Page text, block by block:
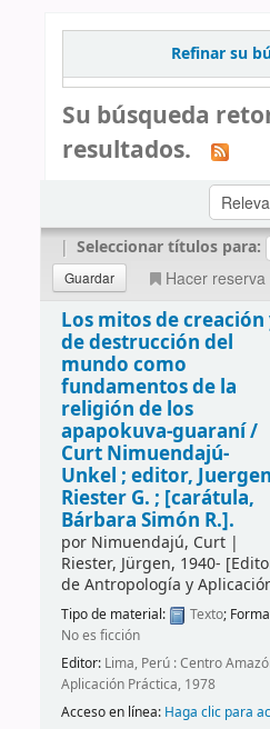
Refinar su
Su búsqueda
resultados.
| Seleccionar títulos para:
Hacer reserva
Los mitos de creación
de destrucción del
mundo como
fundamentos de la
religión de los
apapokuva-guaraní /
Curt Nimuendajú-
Unkel ; editor, Juergen
Riester G. ; [carátula,
Bárbara Simón R.].
por Nimuendajú, Curt|
Riester, Jürgen, 1940-
de Antropología y
Tipo de material: Texto;
No es ficción
Editor: Lima, Perú : Centro
Aplicación Práctica, 1978
Acceso en línea: Haga clic para